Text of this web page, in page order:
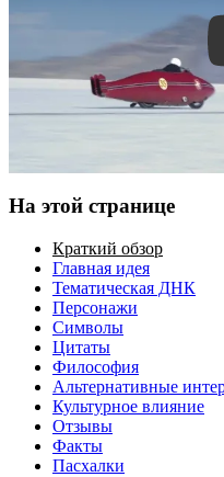
На этой странице
Краткий обзор
Главная идея
Тематическая ДНК
Персонажи
Символы
Цитаты
Философия
Альтернативные
Культурное влияние
Отзывы
Факты
Пасхалки